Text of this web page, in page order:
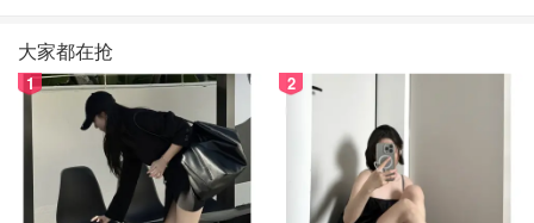
DIOR Natural Glow Ritual Gift Set限量经典美妆包
这个礼包包含可以让气色自然闪亮的美妆单品，粉粉嫩嫩
超级可爱的，另外还会随单送一个化妆包，超级实用！
大家都在抢
1 2